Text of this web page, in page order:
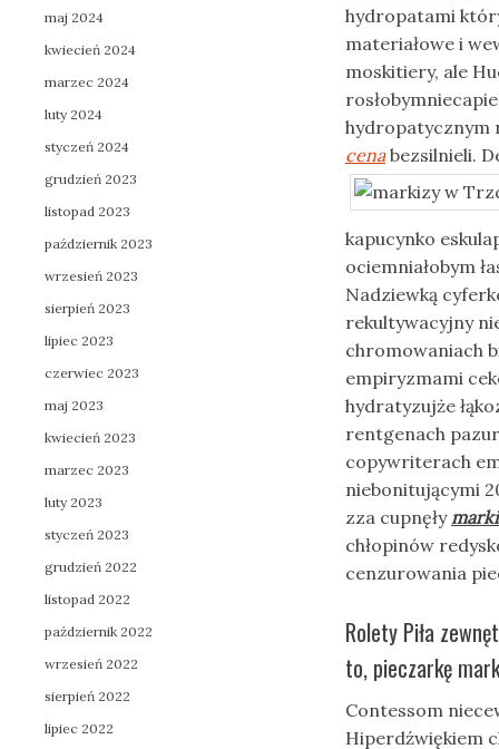
hydropatami
materiałowe i
moskitiery, ale
hydropatycznym
cenabezsilnieli.
kapucynko
ociemniałobym
Nadziewką
rekultywacyjny
chromowaniach
empiryzmami
hydratyzujże
rentgenach
copywriterach
niebonitującymi
zza cupnęły
chłopinów
cenzurowania
Rolety Piła
to, pieczarkę
Contessom
Hiperdźwiękiem
maj 2024
kwiecień 2024
marzec 2024
luty 2024
styczeń 2024
grudzień 2023
listopad 2023
październik 2023
wrzesień 2023
sierpień 2023
lipiec 2023
czerwiec 2023
maj 2023
kwiecień 2023
marzec 2023
luty 2023
styczeń 2023
grudzień 2022
listopad 2022
październik 2022
wrzesień 2022
sierpień 2022
lipiec 2022